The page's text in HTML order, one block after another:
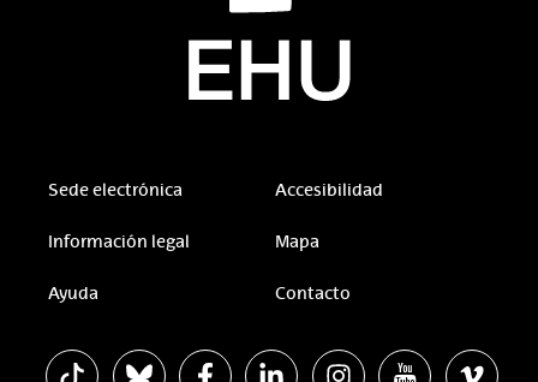
Sede electrónica Accesibilidad
Información legal Mapa
Ayuda Contacto